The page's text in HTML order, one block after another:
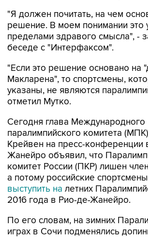
"Я должен почитать, на чем
решение. В моем понимании это
пределами здравого смысла", -
беседе с "Интерфаксом".
"Если это решение основано на
Макларена", то спортсмены,
указаны, не являются
отметил Мутко.
Сегодня глава Международного
паралимпийского комитета
Крейвен на пресс-конференции
Жанейро объявил, что
комитет России (ПКР) лишен
а потому российские
выступить на летних
2016 года в Рио-де-Жанейро.
По его словам, на зимних
играх в Сочи подменялись